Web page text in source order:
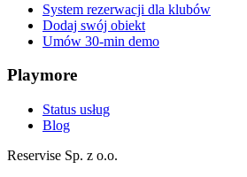
System rezerwacji dla klubów
Dodaj swój obiekt
Umów 30-min demo
Playmore
Status usług
Blog
Reservise Sp. z o.o.